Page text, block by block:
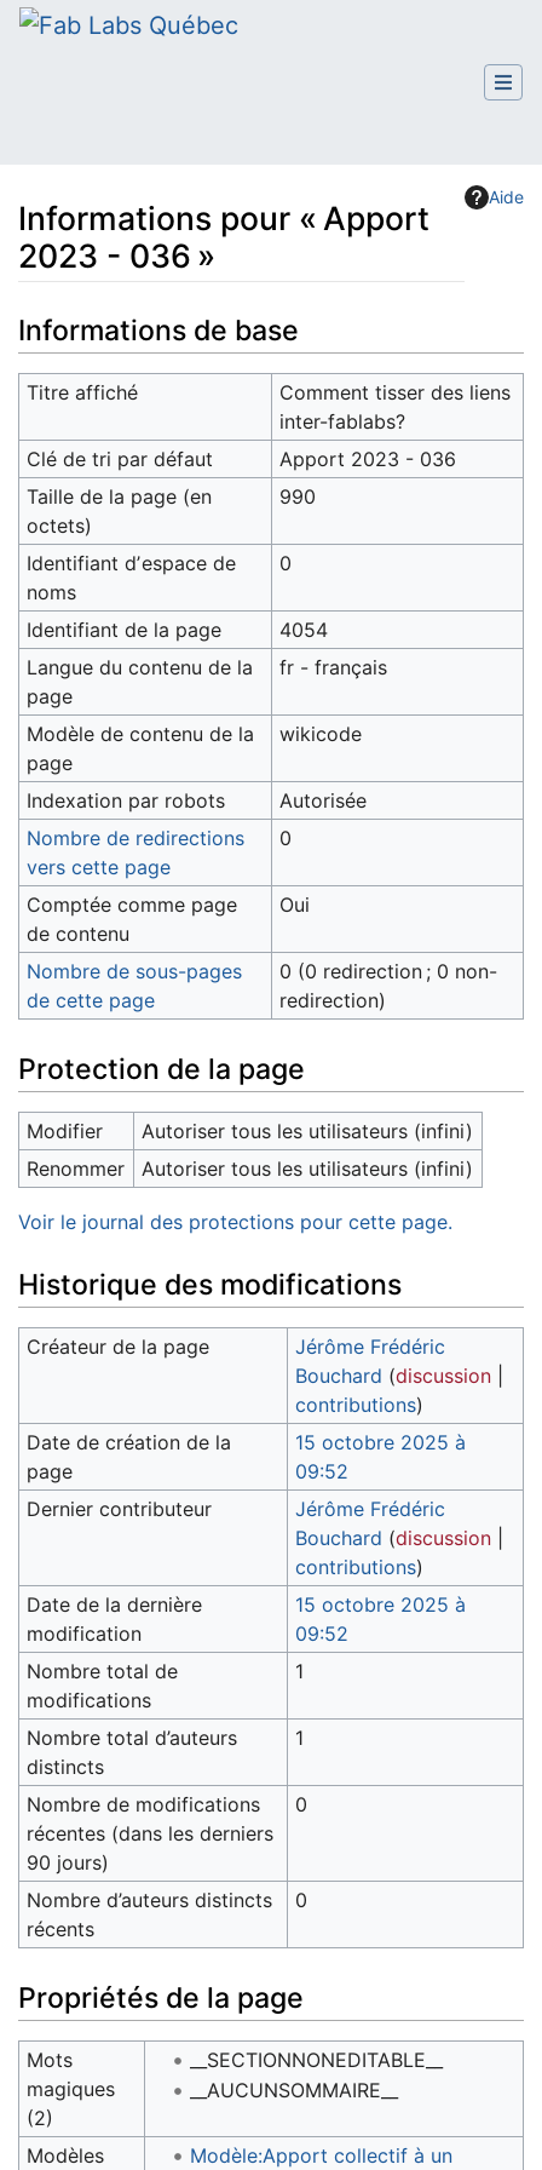
Aide
Informations pour « Apport
2023 - 036 »
Aller à : navigation rechercher
Informations de base
Titre affiché
Comment tisser des liens
inter-fablabs?
Clé de tri par défaut
Apport 2023 - 036
Taille de la page (en
octets)
990
Identifiant dʼespace de
noms
0
Identifiant de la page
4054
Langue du contenu de la
page
fr - français
Modèle de contenu de la
page
wikicode
Indexation par robots
Autorisée
Nombre de redirections
vers cette page
0
Comptée comme page
de contenu
Oui
Nombre de sous-pages
de cette page
0 (0 redirection ; 0 non-
redirection)
Protection de la page
Modifier
Autoriser tous les utilisateurs (infini)
Renommer
Autoriser tous les utilisateurs (infini)
Voir le journal des protections pour cette page.
Historique des modifications
Créateur de la page
Jérôme Frédéric
Bouchard (discussion
contributions)
Date de création de la
page
15 octobre 2025 à
09:52
Dernier contributeur
Jérôme Frédéric
Bouchard (discussion
contributions)
Date de la dernière
modification
15 octobre 2025 à
09:52
Nombre total de
modifications
1
Nombre total d’auteurs
distincts
1
Nombre de modifications
récentes (dans les derniers
90 jours)
0
Nombre d’auteurs distincts
récents
0
Propriétés de la page
Mots
magiques
(2)
__SECTIONNONEDITABLE__
__AUCUNSOMMAIRE__
Modèles Modèle:Apport collectif à un